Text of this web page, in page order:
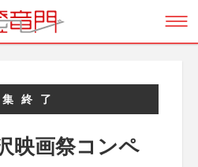
終了
映画祭コンペ